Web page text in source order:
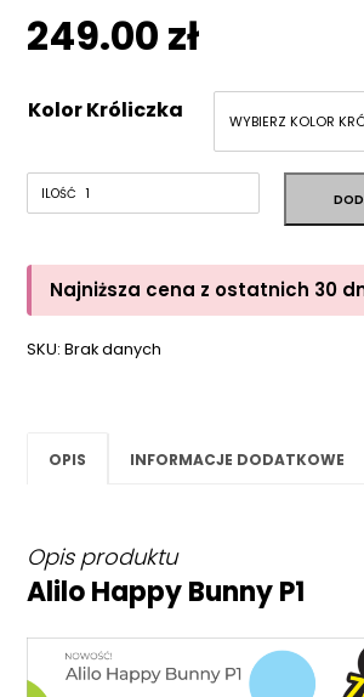
249.00 zł
Kolor Króliczka
Najniższa cena z ostatnich 30
SKU: Brak danych
OPIS INFORMACJE DODATKOWE
Opis produktu
Alilo Happy Bunny P1